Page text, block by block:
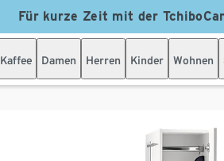
Für kurze Zeit mit der
Kaffee Damen Herren Kinder Wohnen